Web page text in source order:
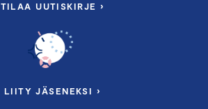
TILAA UUTISKIRJE ›
LIITY JÄSENEKSI ›